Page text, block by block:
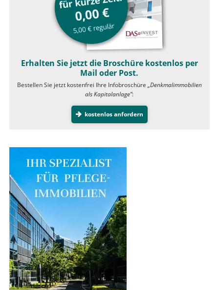
Erhalten Sie jetzt die Broschüre kostenlos per
Mail oder Post.
Bestellen Sie jetzt kostenfrei Ihre Infobroschüre „Denkmalimmobilien
als Kapitalanlage”:
kostenlos anfordern